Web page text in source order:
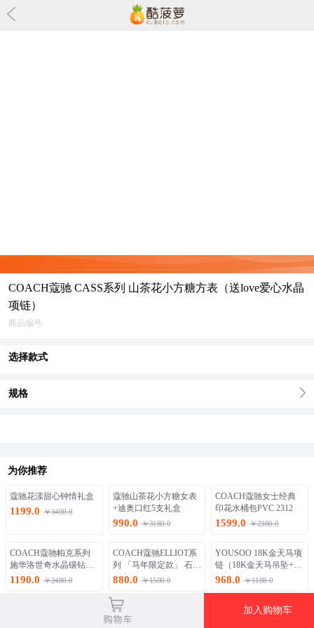
COACH蔻驰 CASS系列 山茶花小方糖方表（送love爱心水晶
项链）
商品编号:
选择款式
规格
为你推荐
蔻驰花漾甜心钟情礼盒
1199.0 ￥3400.0
蔻驰山茶花小方糖女表
+迪奥口红5支礼盒
990.0 ￥3180.0
COACH蔻驰女士经典
印花水桶包PVC 2312
1599.0 ￥2380.0
COACH蔻驰帕克系列
施华洛世奇水晶镶钻手
镯式钢带石英防水女表
1190.0 ￥2480.0
COACH蔻驰ELLIOT系
列 「马年限定款」 石英
腕表（送白玉貔丘项
880.0 ￥1500.0
YOUSOO 18K金天马项
链（18K金天马吊坠+S9
25镀K黄O字链）
968.0 ￥1188.0
加入购物车